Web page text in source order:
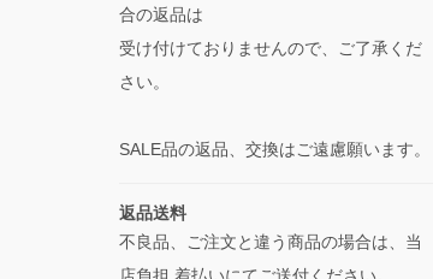
合の返品は
受け付けておりませんので、ご了承くだ
さい。
SALE品の返品、交換はご遠慮願います。
返品送料
不良品、ご注文と違う商品の場合は、当
店負担 着払いにてご送付ください。